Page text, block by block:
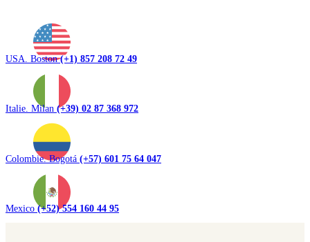
USA. Boston(+1) 857 208 72 49
Italie. Milan (+39) 02 87 368 972
Colombie. Bogotá (+57) 601 75 64 047
Mexico (+52) 554 160 44 95